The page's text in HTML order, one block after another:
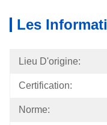
Les
Lieu D'origine:
Certification:
Norme: